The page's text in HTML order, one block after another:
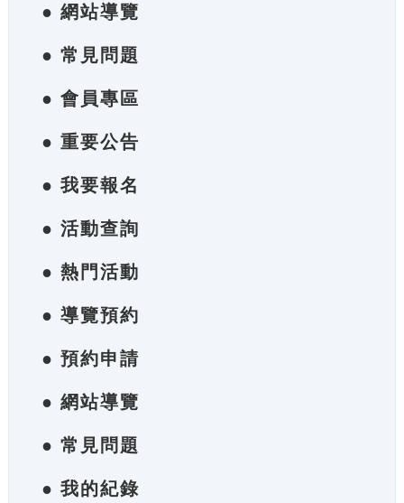
● 網站導覽
● 常見問題
● 會員專區
● 重要公告
● 我要報名
● 活動查詢
● 熱門活動
● 導覽預約
● 預約申請
● 網站導覽
● 常見問題
● 我的紀錄